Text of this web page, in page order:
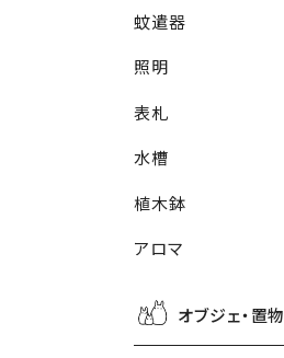
蚊遣器
照明
表札
水槽
植木鉢
アロマ
オブジェ・置物